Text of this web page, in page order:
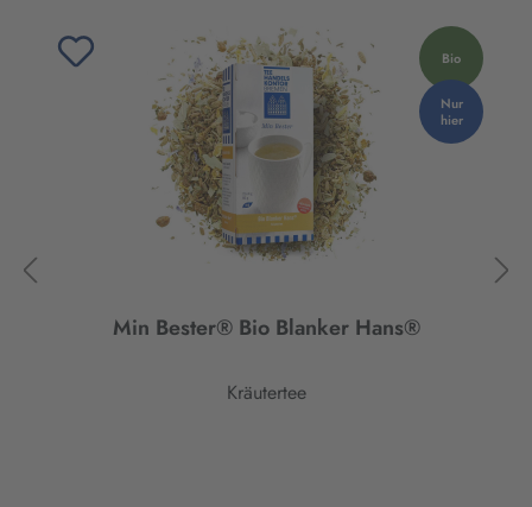
Bio
Nur
hier
Min Bester® Bio Blanker Hans®
Kräutertee